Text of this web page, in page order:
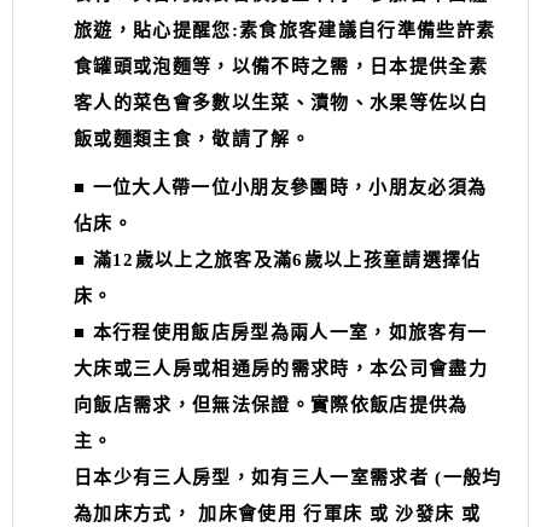
旅遊，貼心提醒您:素食旅客建議自行準備些許素
食罐頭或泡麵等，以備不時之需，日本提供全素
客人的菜色會多數以生菜、漬物、水果等佐以白
飯或麵類主食，敬請了解。
■ 一位大人帶一位小朋友參團時，小朋友必須為
佔床。
■ 滿12歲以上之旅客及滿6歲以上孩童請選擇佔
床。
■ 本行程使用飯店房型為兩人一室，如旅客有一
大床或三人房或相通房的需求時，本公司會盡力
向飯店需求，但無法保證。實際依飯店提供為
主。
日本少有三人房型，如有三人一室需求者 (一般均
為加床方式， 加床會使用 行軍床 或 沙發床 或